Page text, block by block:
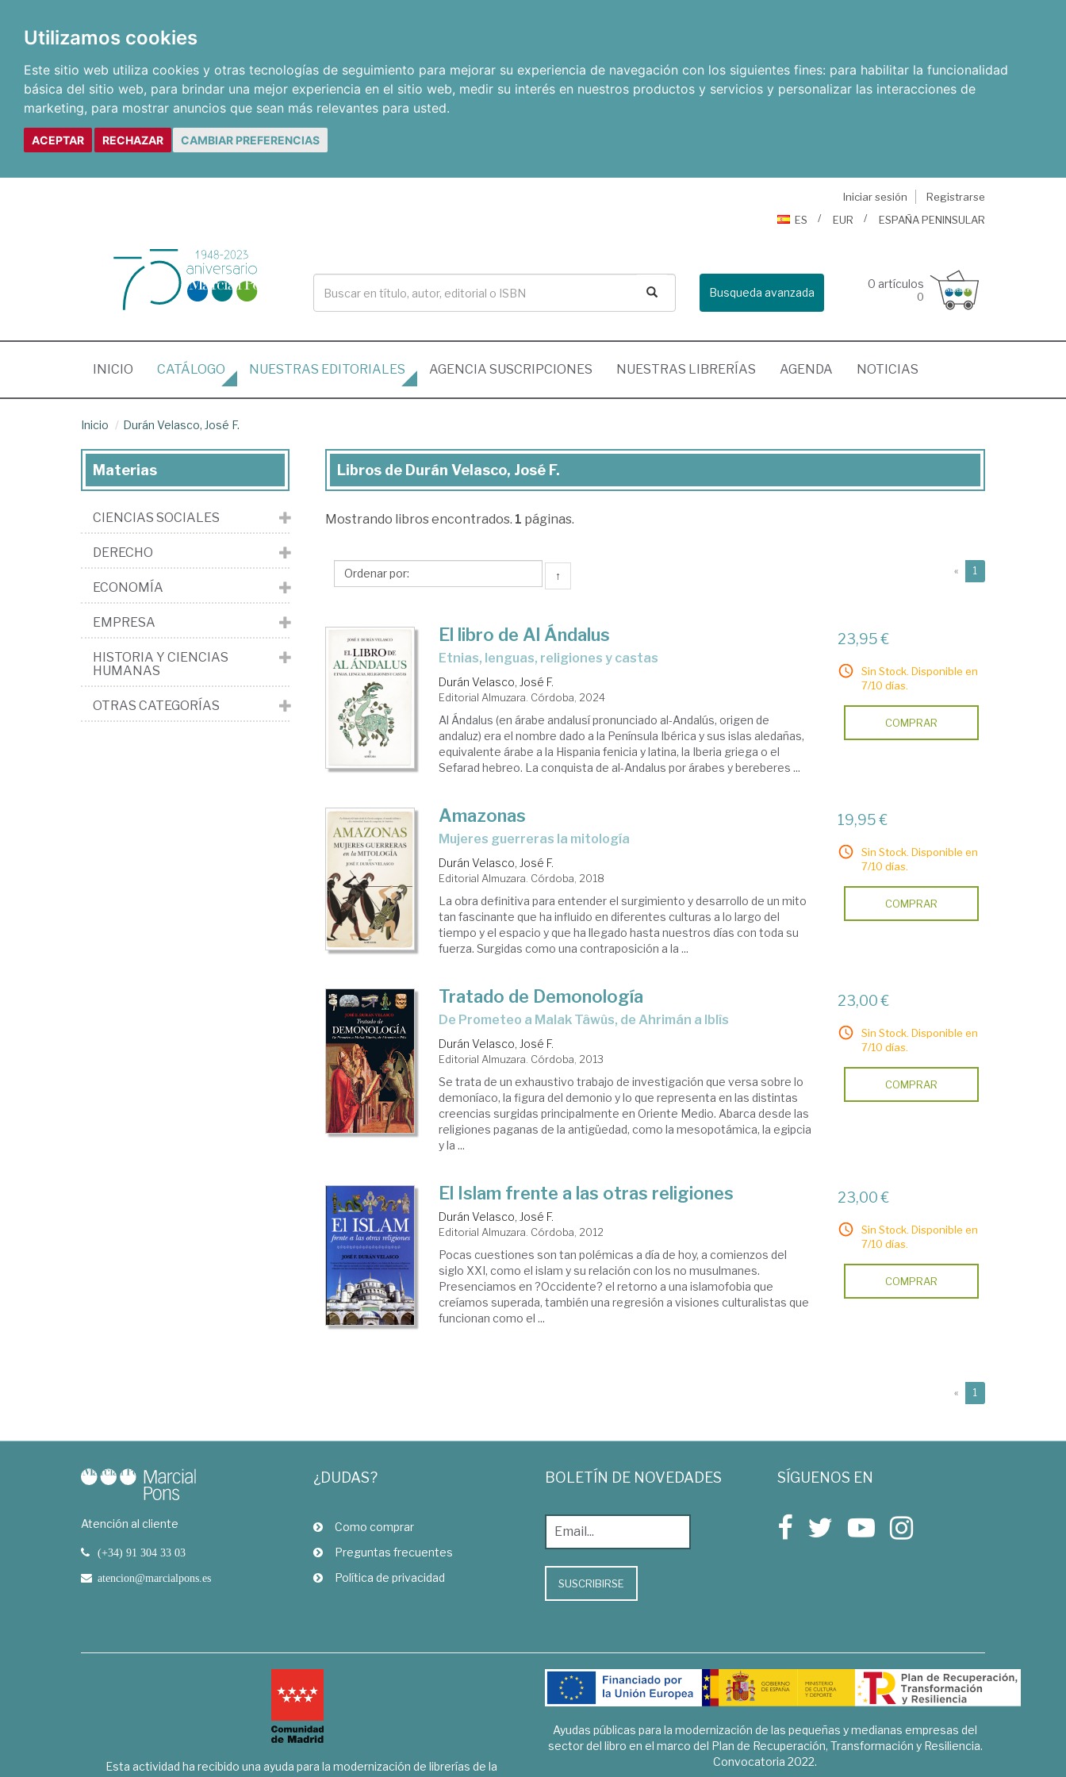
Utilizamos cookies
Este sitio web utiliza cookies y otras tecnologías de seguimiento para mejorar su experiencia de navegación con los siguientes fines: para habilitar la funcionalidad
básica del sitio web, para brindar una mejor experiencia en el sitio web, medir su interés en nuestros productos y servicios y personalizar las interacciones de
marketing, para mostrar anuncios que sean más relevantes para usted.
ACEPTAR RECHAZAR CAMBIAR PREFERENCIAS
Iniciar sesión
Registrarse
ES
EUR ESPAÑA PENINSULAR
Busqueda avanzada
0 artículos
0
INICIO (CURRENT)
CATÁLOGO NUESTRAS EDITORIALES AGENCIA SUSCRIPCIONES NUESTRAS LIBRERÍAS AGENDA NOTICIAS
Inicio Durán Velasco, José F.
Libros
Durán
José
Libros de Durán Velasco, José F.
Mostrando libros encontrados. 1 páginas.
↑ « 1
El libro de Al Ándalus
etnias, lenguas, religiones y castas
Durán Velasco, José F.
Editorial Almuzara. Córdoba, 2024
Al Ándalus (en árabe andalusí pronunciado al-Andalús, origen de
andaluz) era el nombre dado a la Península Ibérica y sus islas aledañas,
equivalente árabe a la Hispania fenicia y latina, la Iberia griega o el
Sefarad hebreo. La conquista de al-Andalus por árabes y bereberes ...
23,95 €
Sin Stock. Disponible en
7/10 días.
COMPRAR
Amazonas
mujeres guerreras la mitología
Durán Velasco, José F.
Editorial Almuzara. Córdoba, 2018
La obra definitiva para entender el surgimiento y desarrollo de un mito
tan fascinante que ha influido en diferentes culturas a lo largo del
tiempo y el espacio y que ha llegado hasta nuestros días con toda su
fuerza. Surgidas como una contraposición a la ...
19,95 €
Sin Stock. Disponible en
7/10 días.
COMPRAR
Tratado de Demonología
de Prometeo a Malak Tâwûs, de Ahrimán a Iblîs
Durán Velasco, José F.
Editorial Almuzara. Córdoba, 2013
Se trata de un exhaustivo trabajo de investigación que versa sobre lo
demoníaco, la figura del demonio y lo que representa en las distintas
creencias surgidas principalmente en Oriente Medio. Abarca desde las
religiones paganas de la antigüedad, como la mesopotámica, la egipcia
y la ...
23,00 €
Sin Stock. Disponible en
7/10 días.
COMPRAR
El Islam frente a las otras religiones
Durán Velasco, José F.
Editorial Almuzara. Córdoba, 2012
Pocas cuestiones son tan polémicas a día de hoy, a comienzos del
siglo XXI, como el islam y su relación con los no musulmanes.
Presenciamos en ?Occidente? el retorno a una islamofobia que
creíamos superada, también una regresión a visiones culturalistas que
funcionan como el ...
23,00 €
Sin Stock. Disponible en
7/10 días.
COMPRAR
« 1
Materias
CIENCIAS SOCIALES
DERECHO
ECONOMÍA
EMPRESA
HISTORIA Y CIENCIAS
HUMANAS
OTRAS CATEGORÍAS
Atención al cliente
(+34) 91 304 33 03
atencion@marcialpons.es
¿DUDAS?
Como comprar
Preguntas frecuentes
Política de privacidad
BOLETÍN DE NOVEDADES
SUSCRIBIRSE
SÍGUENOS EN
Esta actividad ha recibido una ayuda para la modernización de librerías de la
Ayudas públicas para la modernización de las pequeñas y medianas empresas del
sector del libro en el marco del Plan de Recuperación, Transformación y Resiliencia.
Convocatoria 2022.